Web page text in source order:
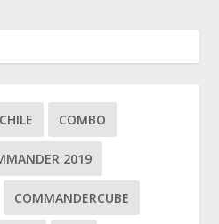
CHILE COMBO
2019
COMMANDERCUBE